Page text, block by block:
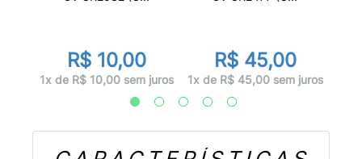
R$ 10,00
1x de R$ 10,00 sem juros
R$ 45,00
1x de R$ 45,00 sem juros